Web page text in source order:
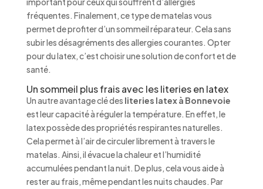
fréquentes. Finalement, ce type de matelas vous
permet de profiter d’un sommeil réparateur. Cela sans
subir les désagréments des allergies courantes. Opter
pour du latex, c’est choisir une solution de confort et de
santé.
Un sommeil plus frais avec les literies en latex
Un autre avantage clé des literies latex à Bonnevoie
est leur capacité à réguler la température. En effet, le
latex possède des propriétés respirantes naturelles.
Cela permet à l’air de circuler librement à travers le
matelas. Ainsi, il évacue la chaleur et l’humidité
accumulées pendant la nuit. De plus, cela vous aide à
rester au frais, même pendant les nuits chaudes. Par